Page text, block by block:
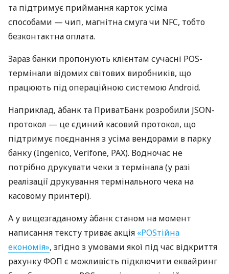
та підтримує приймання карток усіма
способами — чип, магнітна смуга чи NFC, тобто
безконтактна оплата.
Зараз банки пропонують клієнтам сучасні POS-
термінали відомих світових виробників, що
працюють під операційною системою Android.
Наприклад, àбанк та ПриватБанк розробили JSON-
протокол — це єдиний касовий протокол, що
підтримує поєднання з усіма вендорами в парку
банку (Ingenico, Verifone, PAX). Водночас не
потрібно друкувати чеки з термінала (у разі
реалізації друкування термінального чека на
касовому принтері).
А у вищезгаданому àбанк станом на момент
написання тексту триває акція «POSтійна
економія», згідно з умовами якої під час відкриття
рахунку ФОП є можливість підключити еквайринг